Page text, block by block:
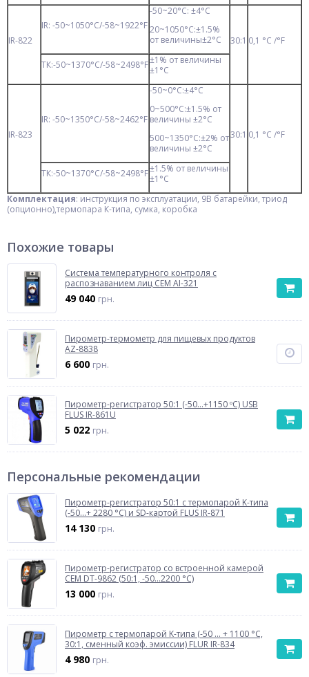
IR-822
IR: -50~1050°С/-58~1922°F
-50~20°С: ±4°С
20~1050°С:±1.5%
от величины±2°С
30:1 0,1 °С /°F
ТК:-50~1370°С/-58~2498°F±1% от величины
±1°С
IR-823
IR: -50~1350°С/-58~2462°F
-50~0°C:±4°С
0~500°С:±1.5% от
величины ±2°С
500~1350°С:±2% от
величины ±2°С
30:1 0,1 °С /°F
ТК:-50~1370°С/-58~2498°F±1.5% от величины
±1°С
Комплектация: инструкция по эксплуатации, 9В батарейки, триод
(опционно),термопара К-типа, сумка, коробка
Похожие товары
Система температурного контроля с
распознаванием лиц CEM AI-321
49 040 грн.
Пирометр-термометр для пищевых продуктов
AZ-8838
6 600 грн.
Пирометр-регистратор 50:1 (-50…+1150 ºС) USB
FLUS IR-861U
5 022 грн.
Персональные рекомендации
Пирометр-регистратор 50:1 с термопарой K-типа
(-50...+ 2280 °C) и SD-картой FLUS IR-871
14 130 грн.
Пирометр-регистратор со встроенной камерой
CEM DT-9862 (50:1, -50...2200 °С)
13 000 грн.
Пирометр с термопарой K-типа (-50 ... + 1100 °С,
30:1, сменный коэф. эмиссии) FLUR IR-834
4 980 грн.